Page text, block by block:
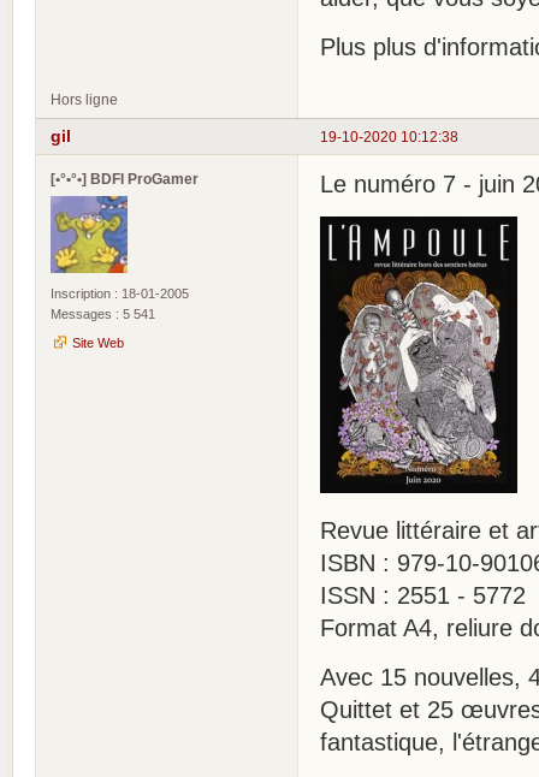
Plus plus
Hors ligne
19-10-2020 10:12:38
gil
[•°•°•] BDFI ProGamer
Inscription : 18-01-2005
Messages : 5 541
Site Web
Le numéro 7 - juin
Revue littéraire et
ISBN : 979-10-
ISSN : 2551 - 5772
Format A4, reliure
Avec 15 nouvelles,
Quittet et 25
fantastique,